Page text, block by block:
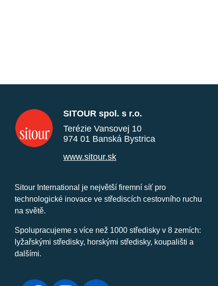
SITOUR spol. s r.o.
Terézie Vansovej 10
974 01 Banská Bystrica
www.sitour.sk
Sitour International je největší firemní síť pro
technologické inovace ve střediscích cestovního ruchu
na světě.
Spolupracujeme s více než 1000 středisky v 8 zemích:
lyžařskými středisky, horskými středisky, koupališti a
dalšími.